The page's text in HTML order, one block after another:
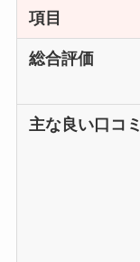
項目
総合評価
主な良い口コミ